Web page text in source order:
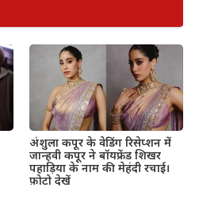
अंशुला कपूर के वेडिंग रिसेप्शन में
जान्हवी कपूर ने बॉयफ्रेंड शिखर
पहाड़िया के नाम की मेहंदी रचाई।
फ़ोटो देखें